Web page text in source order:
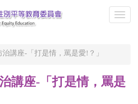
講座-「打是情，罵是愛!？」
講座-「打是情，罵是